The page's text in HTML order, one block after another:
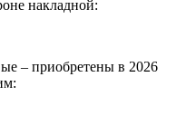
накладной:
– приобретены в 2026